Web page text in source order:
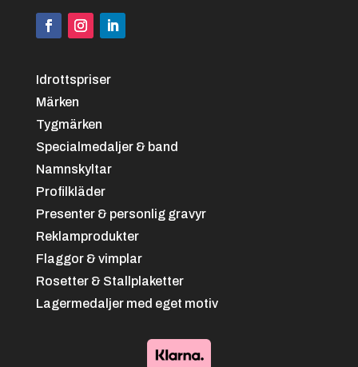
Idrottspriser
Märken
Tygmärken
Specialmedaljer & band
Namnskyltar
Profilkläder
Presenter & personlig gravyr
Reklamprodukter
Flaggor & vimplar
Rosetter & Stallplaketter
Lagermedaljer med eget motiv